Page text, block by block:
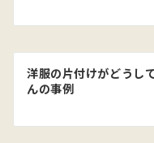
ナ
ビ
ゲ
ー
シ
洋服の片付けがどうし
んの事例